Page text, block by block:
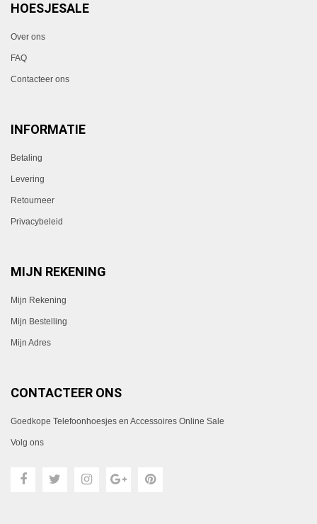
HOESJESALE
Over ons
FAQ
Contacteer ons
INFORMATIE
Betaling
Levering
Retourneer
Privacybeleid
MIJN REKENING
Mijn Rekening
Mijn Bestelling
Mijn Adres
CONTACTEER ONS
Goedkope Telefoonhoesjes en Accessoires Online Sale
Volg ons